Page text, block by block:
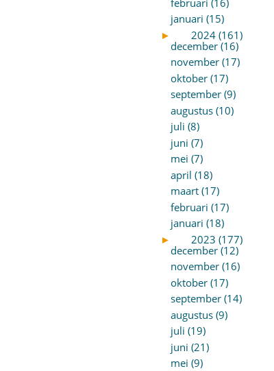
januari (15)
►
2024 (161)
december (16)
november (17)
oktober (17)
september (9)
augustus (10)
juli (8)
juni (7)
mei (7)
april (18)
maart (17)
februari (17)
januari (18)
►
2023 (177)
december (12)
november (16)
oktober (17)
september (14)
augustus (9)
juli (19)
juni (21)
mei (9)